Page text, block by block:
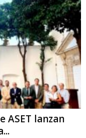
ASET lanzan